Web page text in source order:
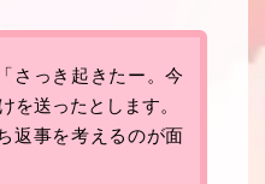
さっき起きたー。今
を送ったとします。
返事を考えるのが面